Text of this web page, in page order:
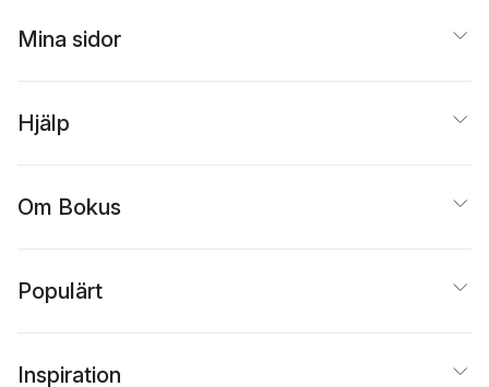
Mina sidor
Hjälp
Om Bokus
Populärt
Inspiration